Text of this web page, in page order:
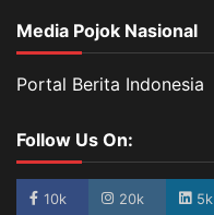
Media Pojok Nasional
Portal Berita Indonesia
Follow Us On:
10k 20k 5k